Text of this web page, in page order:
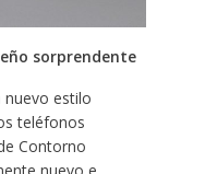
sorprendente
nuevo estilo
teléfonos
Contorno